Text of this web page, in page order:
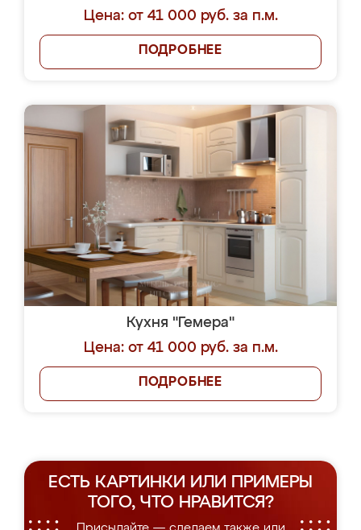
Цена: от 41 000 руб. за п.м.
ПОДРОБНЕЕ
Кухня "Гемера"
Цена: от 41 000 руб. за п.м.
ПОДРОБНЕЕ
ЕСТЬ КАРТИНКИ ИЛИ ПРИМЕРЫ
ТОГО, ЧТО НРАВИТСЯ?